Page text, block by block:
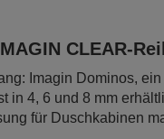
CLEAR-
Imagin Dominos,
in 4, 6 und 8 mm
für Duschkabinen